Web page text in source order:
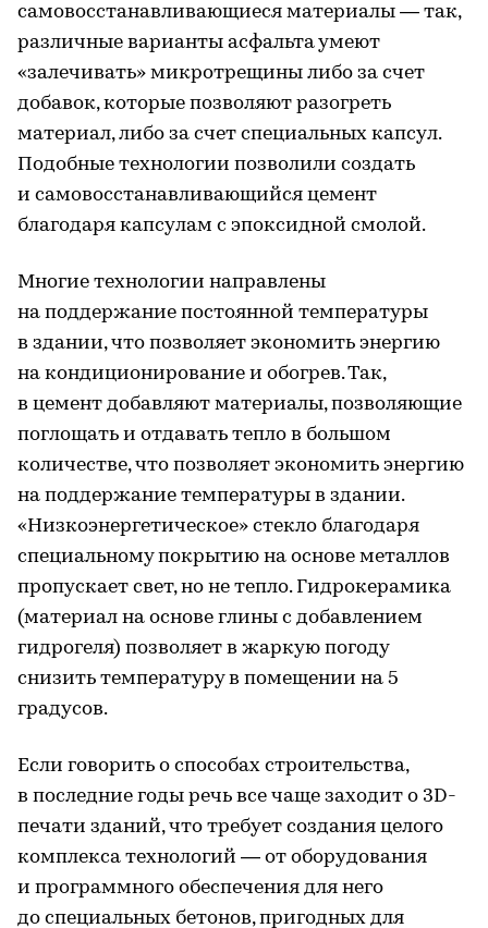
самовосстанавливающиеся материалы — так,
различные варианты асфальта умеют
«залечивать» микротрещины либо за счет
добавок, которые позволяют разогреть
материал, либо за счет специальных капсул.
Подобные технологии позволили создать
и самовосстанавливающийся цемент
благодаря капсулам с эпоксидной смолой.
Многие технологии направлены
на поддержание постоянной температуры
в здании, что позволяет экономить энергию
на кондиционирование и обогрев. Так,
в цемент добавляют материалы, позволяющие
поглощать и отдавать тепло в большом
количестве, что позволяет экономить энергию
на поддержание температуры в здании.
«Низкоэнергетическое» стекло благодаря
специальному покрытию на основе металлов
пропускает свет, но не тепло. Гидрокерамика
(материал на основе глины с добавлением
гидрогеля) позволяет в жаркую погоду
снизить температуру в помещении на 5
градусов.
Если говорить о способах строительства,
в последние годы речь все чаще заходит о 3D-
печати зданий, что требует создания целого
комплекса технологий — от оборудования
и программного обеспечения для него
до специальных бетонов, пригодных для